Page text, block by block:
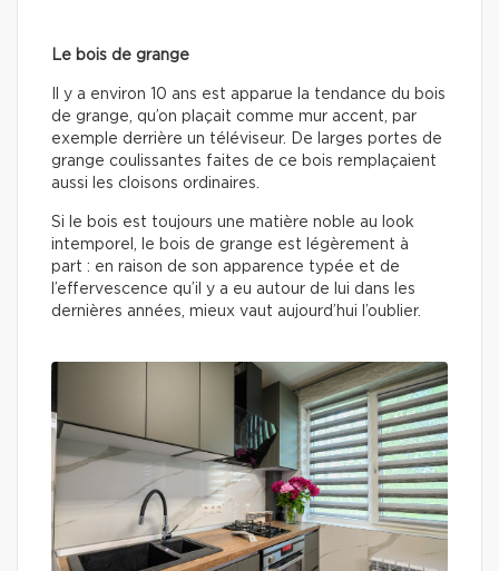
Le bois de grange
Il y a environ 10 ans est apparue la tendance du bois
de grange, qu’on plaçait comme mur accent, par
exemple derrière un téléviseur. De larges portes de
grange coulissantes faites de ce bois remplaçaient
aussi les cloisons ordinaires.
Si le bois est toujours une matière noble au look
intemporel, le bois de grange est légèrement à
part : en raison de son apparence typée et de
l’effervescence qu’il y a eu autour de lui dans les
dernières années, mieux vaut aujourd’hui l’oublier.